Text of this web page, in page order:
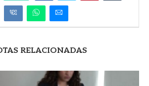
RELACIONADAS